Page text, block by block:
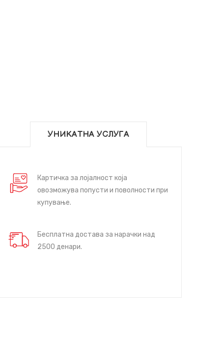
УНИКАТНА УСЛУГА
Картичка за лојалност која
овозможува попусти и поволности при
купување.
Бесплатна достава за нарачки над
2500 денари.